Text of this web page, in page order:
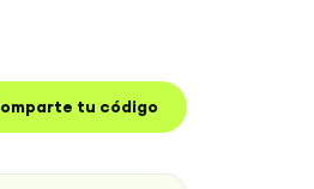
tu código